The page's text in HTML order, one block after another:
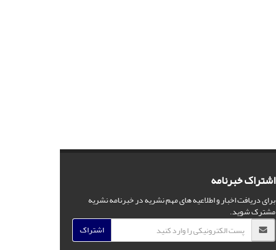
اشتراک خبرنامه
برای دریافت اخبار و اطلاعیه های مهم نشریه در خبرنامه نشریه
مشترک شوید.
اشتراک